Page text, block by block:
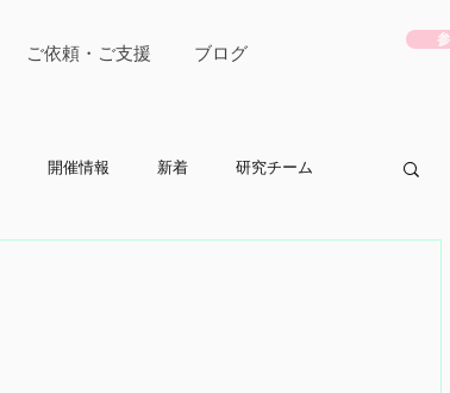
ご依頼・ご支援 ブログ
開催情報 新着 研究チーム